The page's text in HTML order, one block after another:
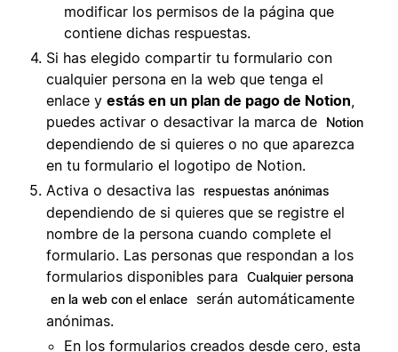
modificar los permisos de la página que
contiene dichas respuestas.
Si has elegido compartir tu formulario con
cualquier persona en la web que tenga el
enlace y estás en un plan de pago de Notion,
puedes activar o desactivar la marca de
Notion
dependiendo de si quieres o no que aparezca
en tu formulario el logotipo de Notion.
Activa o desactiva las
respuestas anónimas
dependiendo de si quieres que se registre el
nombre de la persona cuando complete el
formulario. Las personas que respondan a los
formularios disponibles para
Cualquier persona
en la web con el enlace
serán automáticamente
anónimas.
En los formularios creados desde cero, esta